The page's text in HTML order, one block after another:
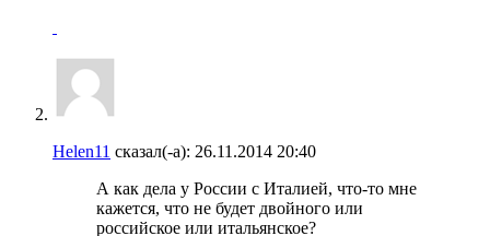
Helen11 сказал(-а): 26.11.2014 20:40
А как дела у России с Италией, что-то мне
кажется, что не будет двойного или
российское или итальянское?